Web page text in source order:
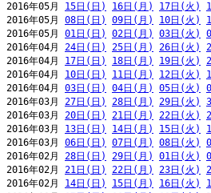
2016年05月 15日(日) 16日(月) 17日(火)
2016年05月 08日(日) 09日(月) 10日(火)
2016年05月 01日(日) 02日(月) 03日(火)
2016年04月 24日(日) 25日(月) 26日(火)
2016年04月 17日(日) 18日(月) 19日(火)
2016年04月 10日(日) 11日(月) 12日(火)
2016年04月 03日(日) 04日(月) 05日(火)
2016年03月 27日(日) 28日(月) 29日(火)
2016年03月 20日(日) 21日(月) 22日(火)
2016年03月 13日(日) 14日(月) 15日(火)
2016年03月 06日(日) 07日(月) 08日(火)
2016年02月 28日(日) 29日(月) 01日(火)
2016年02月 21日(日) 22日(月) 23日(火)
2016年02月 14日(日) 15日(月) 16日(火)